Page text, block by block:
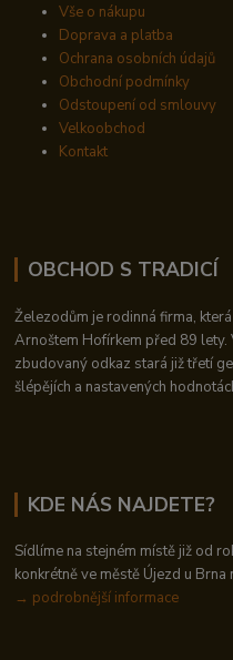
Vše o nákupu
Doprava a platba
Ochrana osobních údajů
Obchodní podmínky
Odstoupení od smlouvy
Velkoobchod
Kontakt
OBCHOD S TRADICÍ
Železodům je rodinná firma,
Arnoštem Hofírkem před 89 lety.
zbudovaný odkaz stará již třetí
šlépějích a nastavených
KDE NÁS NAJDETE?
Sídlíme na stejném místě již od
konkrétně ve městě Újezd u Brna
→ podrobnější informace